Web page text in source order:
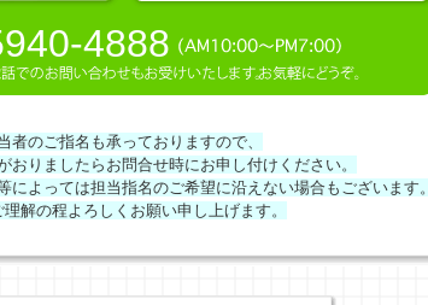
4888
者のご指名も承っておりますので、
おりましたらお問合せ時にお申し付けください。
よっては担当指名のご希望に沿えない場合もございます。
解の程よろしくお願い申し上げます。